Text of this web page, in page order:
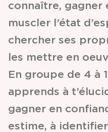
connaître, gagner
muscler l’état
chercher ses
les mettre en
En groupe de 4 à
apprends à
gagner en
estime, à